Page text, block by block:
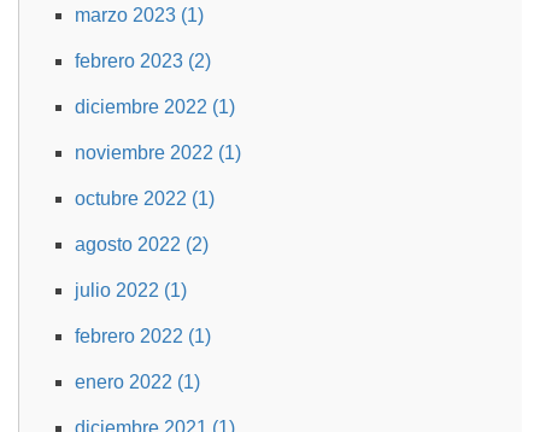
marzo 2023 (1)
febrero 2023 (2)
diciembre 2022 (1)
noviembre 2022 (1)
octubre 2022 (1)
agosto 2022 (2)
julio 2022 (1)
febrero 2022 (1)
enero 2022 (1)
diciembre 2021 (1)